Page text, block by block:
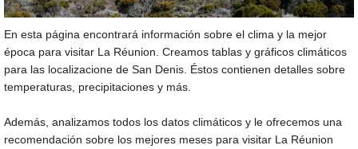
En esta página encontrará información sobre el clima y la mejor
época para visitar La Réunion. Creamos tablas y gráficos climáticos
para las localizacione de San Denis. Éstos contienen detalles sobre
temperaturas, precipitaciones y más.
Además, analizamos todos los datos climáticos y le ofrecemos una
recomendación sobre los mejores meses para visitar La Réunion